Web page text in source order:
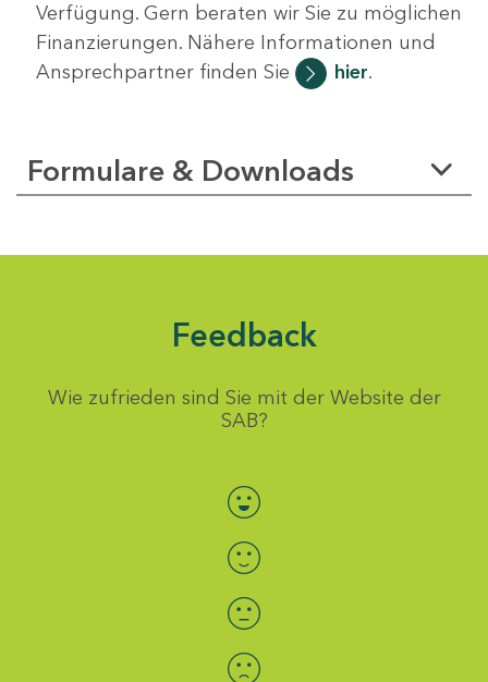
Verfügung. Gern beraten wir Sie zu möglichen
Finanzierungen. Nähere Informationen und
Ansprechpartner finden Sie
hier.
Formulare & Downloads
Feedback
Wie zufrieden sind Sie mit der Website der
SAB?
Bewertung auswählen